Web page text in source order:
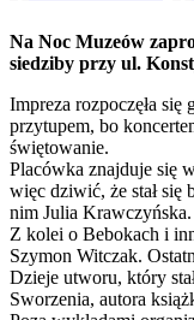
Na Noc Muzeów
siedziby przy ul.
Impreza rozpoczęła
przytupem, bo
świętowanie.
Placówka znajduje się
więc dziwić, że stał się
nim Julia Krawczyńska.
Z kolei o Bebokach i
Szymon Witczak.
Dzieje utworu, który
Sworzenia, autora